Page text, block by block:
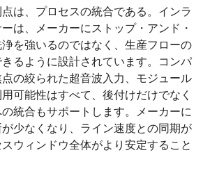
は、プロセスの統合である。インラ
は、メーカーにストップ・アンド・
を強いるのではなく、生産フローの
るように設計されています。コンパ
の絞られた超音波入力、モジュール
可能性はすべて、後付けだけでなく
統合もサポートします。メーカーに
少なくなり、ライン速度との同期が
ウィンドウ全体がより安定すること